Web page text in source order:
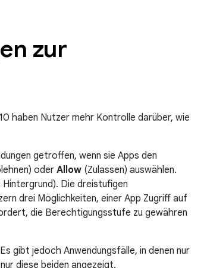
zur
haben Nutzer mehr Kontrolle darüber, wie
getroffen, wenn sie Apps den
oder Allow (Zulassen) auswählen.
Die dreistufigen
drei Möglichkeiten, einer App Zugriff auf
die Berechtigungsstufe zu gewähren
gibt jedoch Anwendungsfälle, in denen nur
diese beiden angezeigt.